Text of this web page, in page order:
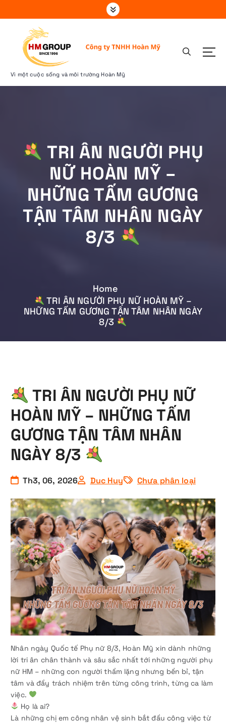
k
o
Vì một cuộc sống và môi trường Hoàn Mỹ
TRI ÂN NGƯỜI PHỤ
NỮ HOÀN MỸ –
NHỮNG TẤM GƯƠNG
TẬN TÂM NHÂN NGÀY
8/3
Home
TRI ÂN NGƯỜI PHỤ NỮ HOÀN MỸ –
NHỮNG TẤM GƯƠNG TẬN TÂM NHÂN NGÀY
8/3
TRI ÂN NGƯỜI PHỤ NỮ
HOÀN MỸ – NHỮNG TẤM
GƯƠNG TẬN TÂM NHÂN
NGÀY 8/3
Th3, 06, 2026 Duc Huy Chưa phân loại
Nhân ngày Quốc tế Phụ nữ 8/3, Hoàn Mỹ xin dành những
lời tri ân chân thành và sâu sắc nhất tới những người phụ
nữ HM – những con người thầm lặng nhưng bền bỉ, tận
tâm và đầy trách nhiệm trên từng công trình, từng ca làm
việc.
Họ là ai?
Là những chị em công nhân vệ sinh bắt đầu công việc từ